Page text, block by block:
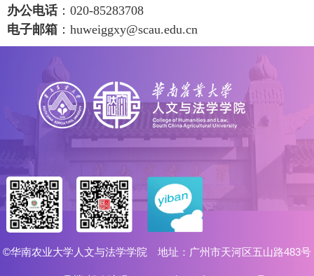
办公电话：020-85283708
电子邮箱 ：huweiggxy@scau.edu.cn
©华南农业大学人文与法学学院 地址：广州市天河区五山路483号